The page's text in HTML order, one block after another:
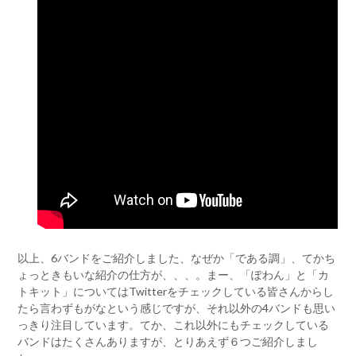
以上、6バンドをご紹介しました、なぜか「である調」、てかち
ょっときもいな紹介の仕方が、、、。まー、「ぽわん」と「カ
トキット」についてはTwitterをチェックしている皆さんからし
たら言わずもがなという感じですが、それ以外の4バンドも思い
っきり注目しています。てか、これ以外にもチェックしている
バンドはたくさんありますが、とりあえず６つご紹介しまし